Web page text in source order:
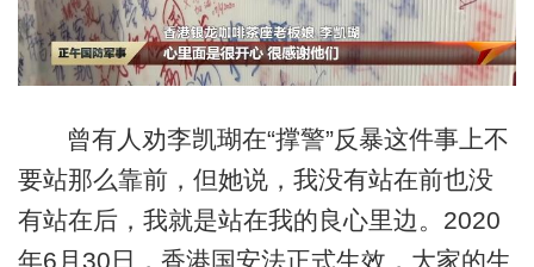
曾有人劝李凯瑚在“撑警”反暴这件事上不
要站那么靠前，但她说，我没有站在前也没
有站在后，我就是站在我的良心里边。2020
年6月30日，香港国安法正式生效，大家的生